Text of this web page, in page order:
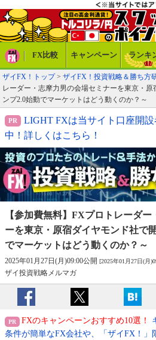
FX比較 キャンペーン ランキ
ザイFX！トップ> ザイFX！投資戦略＆勝ち方
レーダー・志摩力男の会場セミナーを東京・
ンプ2.0始動でマーケットはどう動くのか？～
LIGHT FXは当サイト口座開
中！詳しくはこちら！
【参加費無料】FXプロトレーダー
ーを東京・原宿ダイヤモンド社で
でマーケットはどう動くのか？～
2025年01月27日(月)09:00公開 [2025年01月27日(月
ザイ投資戦略メルマガ
FXのキャンペーンおすすめ10選！
条件が簡単なFX会社や、「ザイFX！」